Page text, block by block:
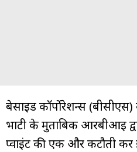
बेसाइड कॉर्पोरेशन्स
भाटी के मुताबिक आरबीआई
प्वाइंट की एक और कटौती कर